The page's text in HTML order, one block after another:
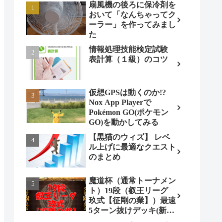
扇風機の後ろに保冷剤を
おいて「なんちゃってク
ーラー」を作ってみまし
た
情報処理技能検定試験
表計算（１級）のコツ
仮想GPSは動くのか!?
Nox App Playerで
Pokémon GO(ポケモン
GO)を動かしてみる
【黒猫のウィズ】 レベ
ル上げに最適なクエスト
のまとめ
魔道杯（通常トーナメン
ト）19段（叡王リーグ
玖式【征剛の業】）最速
5ターン抜けデッキ(新パ